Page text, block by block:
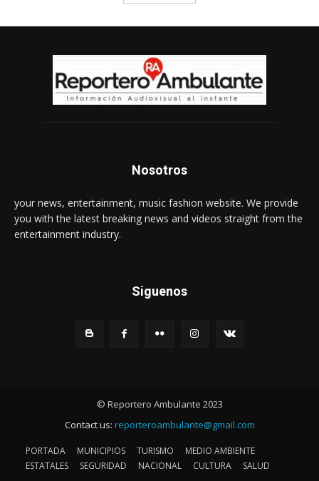
Nosotros
your news, entertainment, music fashion website. We provide
you with the latest breaking news and videos straight from the
entertainment industry.
Siguenos
© Reportero Ambulante 2023
Contact us: reporteroambulante@gmail.com
PORTADA MUNICIPIOS TURISMO
MEDIO AMBIENTE
ESTATALES
SEGURIDAD NACIONAL CULTURA SALUD